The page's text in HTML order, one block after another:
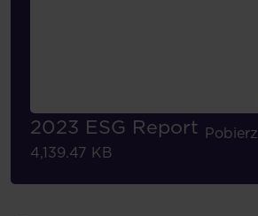
2023 ESG Report Pobierz
4,139.47 KB